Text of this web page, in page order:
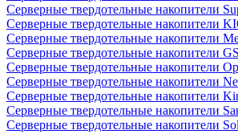
Cерверные твердотельные накопители
Cерверные твердотельные накопители
Cерверные твердотельные накопители
Cерверные твердотельные накопители
Серверные твердотельные накопители
Серверные твердотельные накопители
Cерверные твердотельные накопители
Cерверные твердотельные накопители
Cерверные твердотельные накопители